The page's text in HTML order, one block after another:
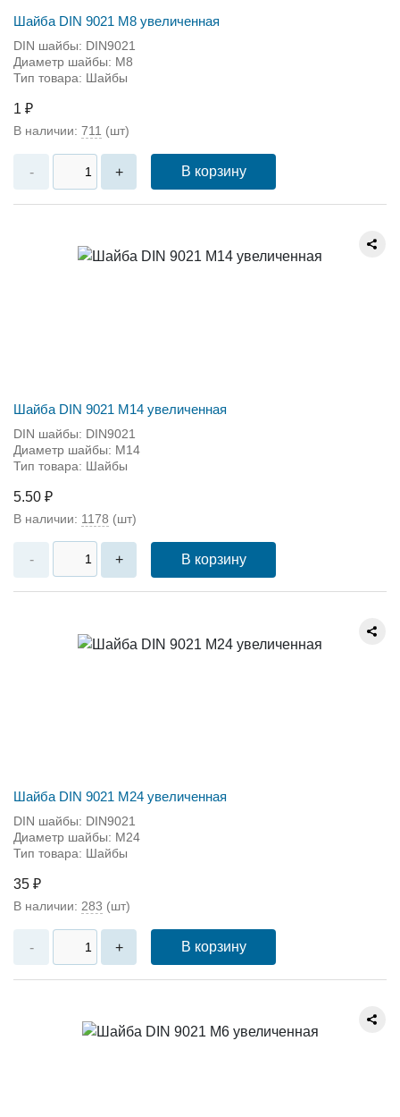
Шайба DIN 9021 М8 увеличенная
DIN шайбы: DIN9021
Диаметр шайбы: M8
Тип товара: Шайбы
1 ₽
В наличии: 711 (шт)
- + В корзину
Шайба DIN 9021 М14 увеличенная
DIN шайбы: DIN9021
Диаметр шайбы: M14
Тип товара: Шайбы
5.50 ₽
В наличии: 1178 (шт)
- + В корзину
Шайба DIN 9021 М24 увеличенная
DIN шайбы: DIN9021
Диаметр шайбы: M24
Тип товара: Шайбы
35 ₽
В наличии: 283 (шт)
- + В корзину